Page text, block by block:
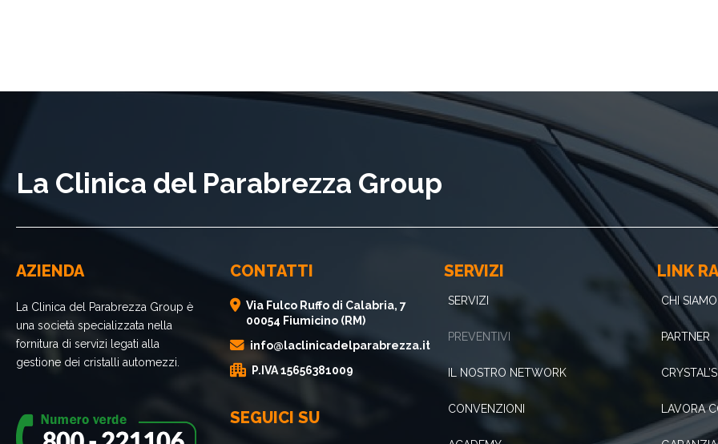
La Clinica del Parabrezza Group
AZIENDA
La Clinica del Parabrezza Group è
una società specializzata nella
fornitura di servizi legati alla
gestione dei cristalli automezzi.
CONTATTI
Via Fulco Ruffo di Calabria, 7
00054 Fiumicino (RM)
info@laclinicadelparabrezza.it
P.IVA 15656381009
SEGUICI SU
SERVIZI
SERVIZI
PREVENTIVI
IL NOSTRO NETWORK
CONVENZIONI
LINK
CHI SIAMO
PARTNER
LAVORA